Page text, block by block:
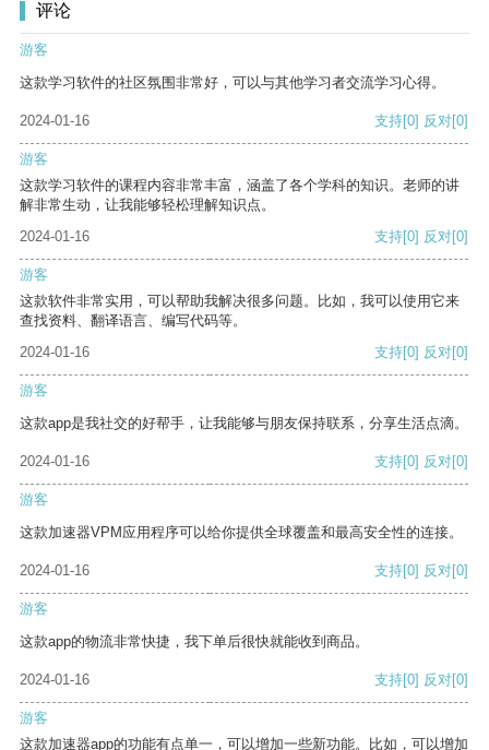
评论
游客
这款学习软件的社区氛围非常好，可以与其他学习者交流学习心得。
2024-01-16 支持[0] 反对[0]
游客
这款学习软件的课程内容非常丰富，涵盖了各个学科的知识。老师的讲
解非常生动，让我能够轻松理解知识点。
2024-01-16
支持[0] 反对[0]
游客
这款软件非常实用，可以帮助我解决很多问题。比如，我可以使用它来
查找资料、翻译语言、编写代码等。
2024-01-16
支持[0] 反对[0]
游客
这款app是我社交的好帮手，让我能够与朋友保持联系，分享生活点滴。
2024-01-16 支持[0] 反对[0]
游客
这款加速器VPM应用程序可以给你提供全球覆盖和最高安全性的连接。
2024-01-16 支持[0] 反对[0]
游客
这款app的物流非常快捷，我下单后很快就能收到商品。
2024-01-16 支持[0] 反对[0]
游客
这款加速器app的功能有点单一，可以增加一些新功能。比如，可以增加